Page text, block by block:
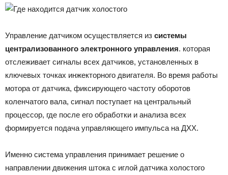
Управление датчиком осуществляется из системы
централизованного электронного управления. которая
отслеживает сигналы всех датчиков, установленных в
ключевых точках инжекторного двигателя. Во время работы
мотора от датчика, фиксирующего частоту оборотов
коленчатого вала, сигнал поступает на центральный
процессор, где после его обработки и анализа всех
формируется подача управляющего импульса на ДХХ.
Именно система управления принимает решение о
направлении движения штока с иглой датчика холостого